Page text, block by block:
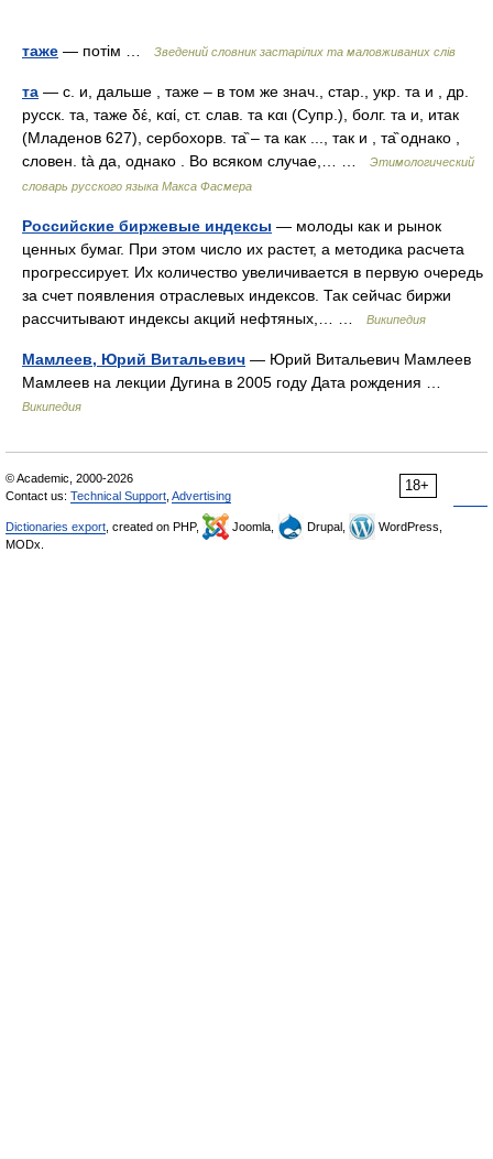
таже — потім … Зведений словник застарілих та маловживаних слів
та — с. и, дальше , таже – в том же знач., стар., укр. та и , др.
русск. та, таже δέ, καί, ст. слав. та και (Супр.), болг. та и, итак
(Младенов 627), сербохорв. та̏ – та как ..., так и , та̏ однако ,
словен. tà да, однако . Во всяком случае,… …
Этимологический
словарь русского языка Макса Фасмера
Российские биржевые индексы — молоды как и рынок
ценных бумаг. При этом число их растет, а методика расчета
прогрессирует. Их количество увеличивается в первую очередь
за счет появления отраслевых индексов. Так сейчас биржи
рассчитывают индексы акций нефтяных,… …
Википедия
Мамлеев, Юрий Витальевич — Юрий Витальевич Мамлеев
Мамлеев на лекции Дугина в 2005 году Дата рождения …
Википедия
18+
© Academic, 2000-2026
Contact us: Technical Support Advertising
Dictionaries export , created on PHP, Joomla, Drupal,
WordPress,
MODx.